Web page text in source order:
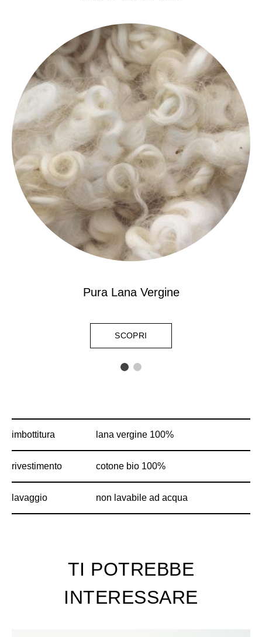
Pura Lana Vergine
SCOPRI
imbottitura lana vergine 100%
rivestimento cotone bio 100%
lavaggio non lavabile ad acqua
TI POTREBBE
INTERESSARE